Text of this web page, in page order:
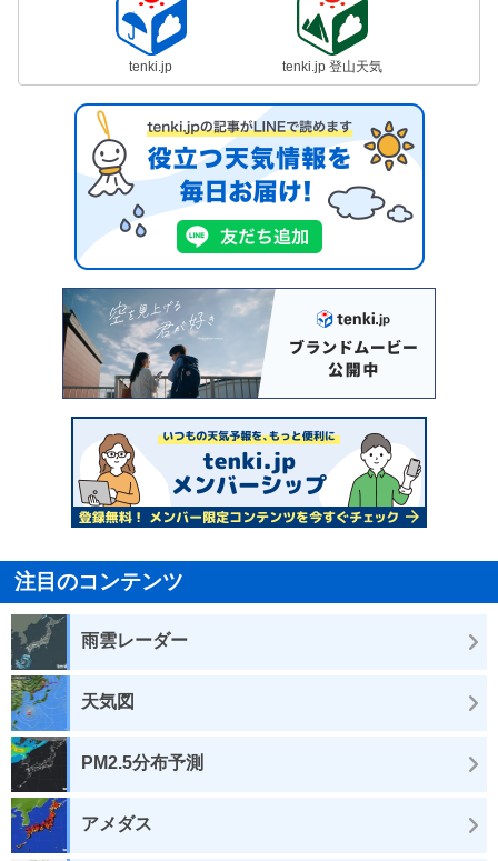
tenki.jp tenki.jp 登山天気
注目のコンテンツ
雨雲レーダー
天気図
PM2.5分布予測
アメダス